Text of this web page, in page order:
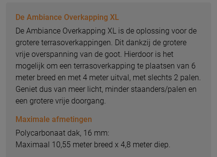
De Ambiance Overkapping XL
De Ambiance Overkapping XL is de oplossing voor de
grotere terrasoverkappingen. Dit dankzij de grotere
vrije overspanning van de goot. Hierdoor is het
mogelijk om een terrasoverkapping te plaatsen van 6
meter breed en met 4 meter uitval, met slechts 2 palen.
Geniet dus van meer licht, minder staanders/palen en
een grotere vrije doorgang.
Maximale afmetingen
Polycarbonaat dak, 16 mm:
Maximaal 10,55 meter breed x 4,8 meter diep.